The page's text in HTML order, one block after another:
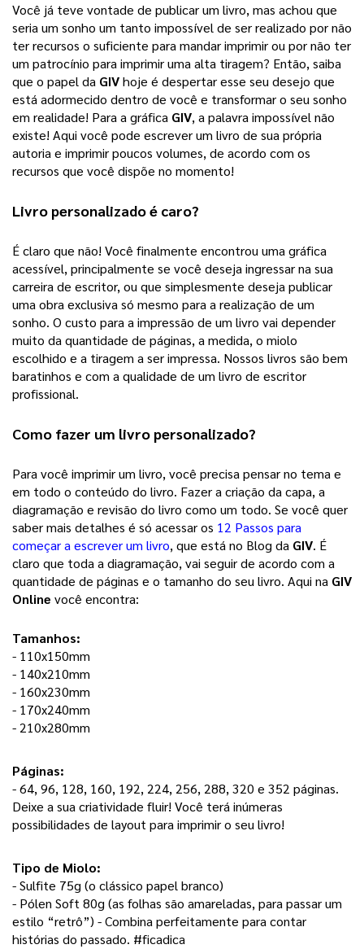
Você já teve vontade de publicar um livro, mas achou que
seria um sonho um tanto impossível de ser realizado por não
ter recursos o suficiente para mandar imprimir ou por não ter
um patrocínio para imprimir uma alta tiragem? Então, saiba
que o papel da GIVhoje é despertar esse seu desejo que
está adormecido dentro de você e transformar o seu sonho
em realidade! Para a gráfica GIV, a palavra impossível não
existe! Aqui você pode escrever um livro de sua própria
autoria e imprimir poucos volumes, de acordo com os
recursos que você dispõe no momento!
Livro personalizado é caro?
É claro que não! Você finalmente encontrou uma gráfica
acessível, principalmente se você deseja ingressar na sua
carreira de escritor, ou que simplesmente deseja publicar
uma obra exclusiva só mesmo para a realização de um
sonho. O custo para a impressão de um livro vai depender
muito da quantidade de páginas, a medida, o miolo
escolhido e a tiragem a ser impressa. Nossos livros são bem
baratinhos e com a qualidade de um livro de escritor
profissional.
Como fazer um livro personalizado?
Para você imprimir um livro, você precisa pensar no tema e
em todo o conteúdo do livro. Fazer a criação da capa, a
diagramação e revisão do livro como um todo. Se você quer
saber mais detalhes é só acessar os 12 Passos para
começar a escrever um livro, que está no Blog da GIV. É
claro que toda a diagramação, vai seguir de acordo com a
quantidade de páginas e o tamanho do seu livro. Aqui na GIV
Online você encontra:
Tamanhos:
- 110x150mm
- 140x210mm
- 160x230mm
- 170x240mm
- 210x280mm
Páginas:
Deixe a sua criatividade fluir! Você terá inúmeras
possibilidades de layout para imprimir o seu livro!
Tipo de Miolo:
- Sulfite 75g (o clássico papel branco)
- Pólen Soft 80g (as folhas são amareladas, para passar um
estilo “retrô”) - Combina perfeitamente para contar
histórias do passado. #ficadica